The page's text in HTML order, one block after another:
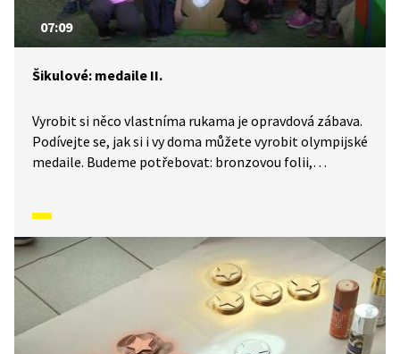
07:09
Šikulové: medaile II.
Vyrobit si něco vlastníma rukama je opravdová zábava.
Podívejte se, jak si i vy doma můžete vyrobit olympijské
medaile. Budeme potřebovat: bronzovou folii,